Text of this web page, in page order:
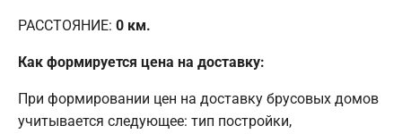
РАССТОЯНИЕ: 0 км.
Как формируется цена на доставку:
При формировании цен на доставку брусовых домов
учитывается следующее: тип постройки,